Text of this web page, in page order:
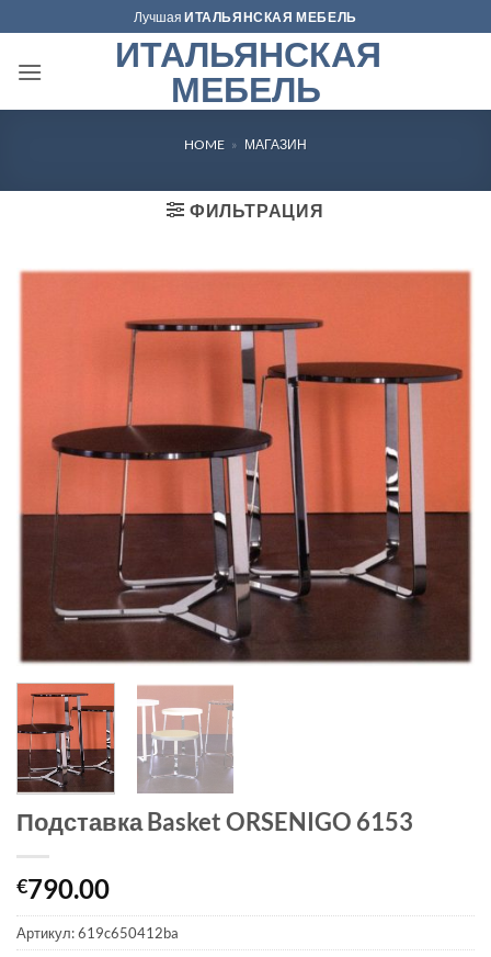
to
content
ЛучшаяИТАЛЬЯНСКАЯ МЕБЕЛЬ
ИТАЛЬЯНСКАЯ
МЕБЕЛЬ
HOME » МАГАЗИН
ФИЛЬТРАЦИЯ
Подставка Basket ORSENIGO 6153
€790.00
Артикул:619c650412ba